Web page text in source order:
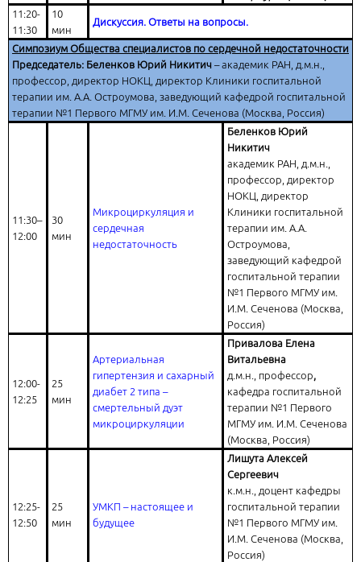
11:20-
11:30
10
мин
Дискуссия. Ответы на вопросы.
Симпозиум Общества специалистов по сердечной недостаточности
Председатель: Беленков Юрий Никитич – академик РАН, д.м.н.,
профессор, директор НОКЦ, директор Клиники госпитальной
терапии им. А.А. Остроумова, заведующий кафедрой госпитальной
терапии №1 Первого МГМУ им. И.М. Сеченова (Москва, Россия)
11:30–
12:00
30
мин
Микроциркуляция и
сердечная
недостаточность
Беленков Юрий
Никитич
академик РАН, д.м.н.,
профессор, директор
НОКЦ, директор
Клиники госпитальной
терапии им. А.А.
Остроумова,
заведующий кафедрой
госпитальной терапии
№1 Первого МГМУ им.
И.М. Сеченова (Москва,
Россия)
12:00-
12:25
25
мин
Артериальная
гипертензия и сахарный
диабет 2 типа –
смертельный дуэт
микроциркуляции
Привалова Елена
Витальевна
д.м.н., профессор,
кафедра госпитальной
терапии №1 Первого
МГМУ им. И.М. Сеченова
(Москва, Россия)
12:25-
12:50
25
мин
УМКП – настоящее и
будущее
Лишута Алексей
Сергеевич
к.м.н., доцент кафедры
госпитальной терапии
№1 Первого МГМУ им.
И.М. Сеченова (Москва,
Россия)